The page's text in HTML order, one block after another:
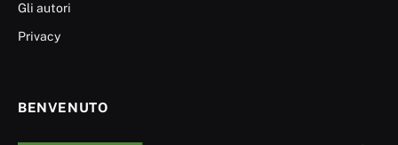
Gli autori
Privacy
BENVENUTO